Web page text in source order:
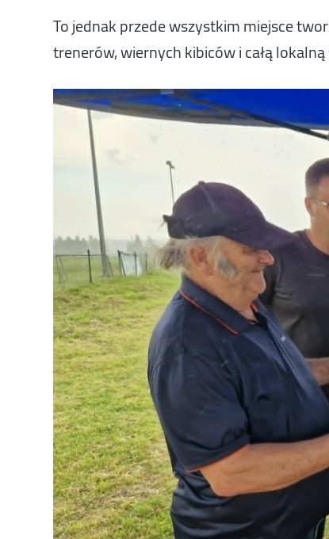
To jednak przede wszystkim miejsce
trenerów, wiernych kibiców i całą lokalną